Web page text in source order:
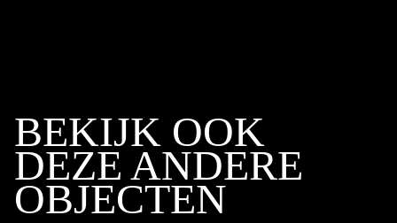
BEKIJK OOK
DEZE ANDERE
OBJECTEN